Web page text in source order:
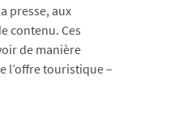
presse, aux
contenu. Ces
de manière
l’offre touristique –